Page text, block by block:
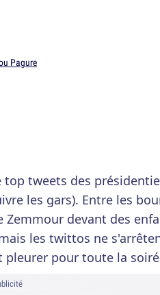
Pagure
top tweets des
les gars). Entre les
Zemmour devant des
les twittos ne
pleurer pour toute la